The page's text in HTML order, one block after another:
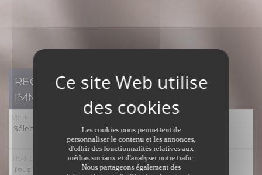
RECHERCHER UN BIEN
IMMOBILIER
Sélectionner toutes les villes
Tous types de transaction
Les cookies nous permettent de
personnaliser le contenu et les annonces,
d'offrir des fonctionnalités relatives aux
médias sociaux et d'analyser notre trafic.
Nous partageons également des